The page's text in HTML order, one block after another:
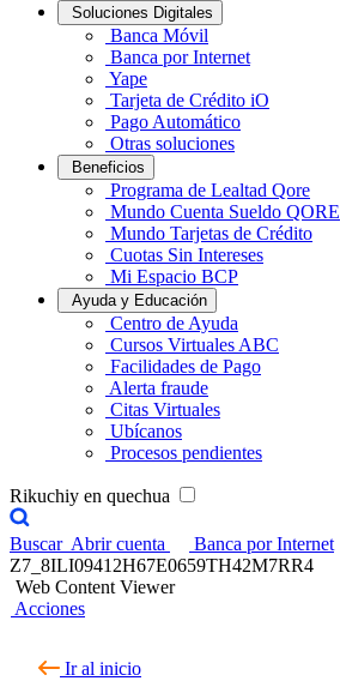
Soluciones Digitales
Banca Móvil
Banca por Internet
Yape
Tarjeta de Crédito iO
Pago Automático
Otras soluciones
Beneficios
Programa de Lealtad Qore
Mundo Cuenta Sueldo QORE
Mundo Tarjetas de Crédito
Cuotas Sin Intereses
Mi Espacio BCP
Ayuda y Educación
Centro de Ayuda
Cursos Virtuales ABC
Facilidades de Pago
Alerta fraude
Citas Virtuales
Ubícanos
Procesos pendientes
Rikuchiy en quechua
Buscar Abrir cuenta
Banca por Internet
Z7_8ILI09412H67E0659TH42M7RR4
Web Content Viewer
Acciones
Ir al inicio